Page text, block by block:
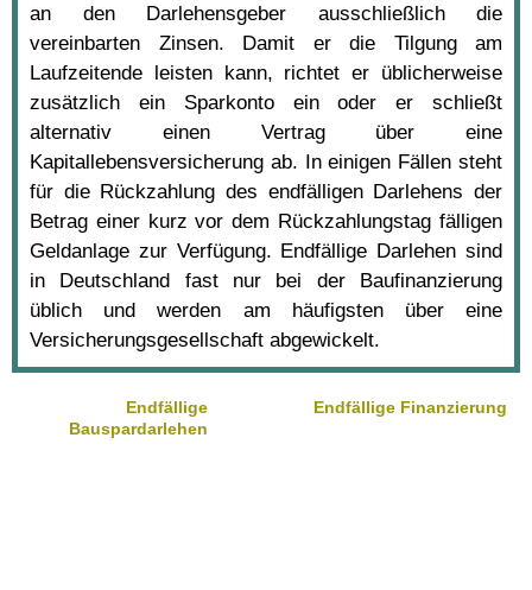
an den Darlehensgeber ausschließlich die
vereinbarten Zinsen. Damit er die Tilgung am
Laufzeitende leisten kann, richtet er üblicherweise
zusätzlich ein Sparkonto ein oder er schließt
alternativ einen Vertrag über eine
Kapitallebensversicherung ab. In einigen Fällen steht
für die Rückzahlung des endfälligen Darlehens der
Betrag einer kurz vor dem Rückzahlungstag fälligen
Geldanlage zur Verfügung. Endfällige Darlehen sind
in Deutschland fast nur bei der Baufinanzierung
üblich und werden am häufigsten über eine
Versicherungsgesellschaft abgewickelt.
Endfällige
Bauspardarlehen
Endfällige Finanzierung